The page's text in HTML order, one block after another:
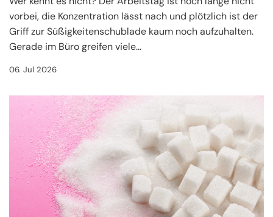
vorbei, die Konzentration lässt nach und plötzlich ist der
Griff zur Süßigkeitenschublade kaum noch aufzuhalten.
Gerade im Büro greifen viele...
06. Jul 2026